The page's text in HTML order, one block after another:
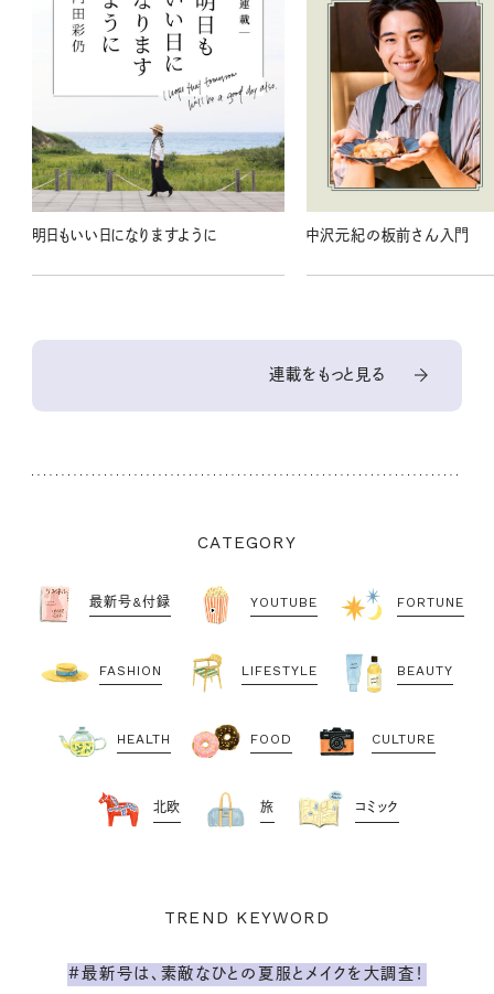
明日もいい日になりますように 中沢元紀の板前さん入門
連載をもっと見る
CATEGORY
最新号&付録 YOUTUBE FORTUNE
FASHION LIFESTYLE BEAUTY
HEALTH FOOD CULTURE
北欧 旅 コミック
TREND KEYWORD
#最新号は、素敵なひとの夏服とメイクを大調査！